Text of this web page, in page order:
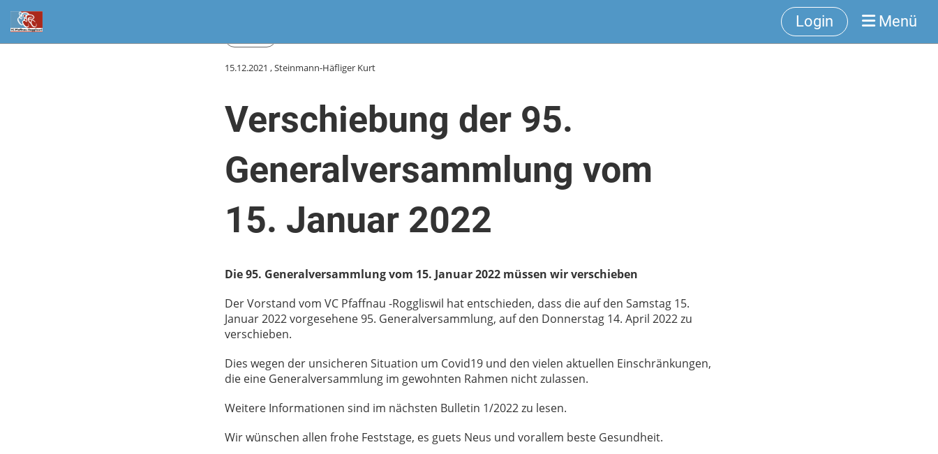
Login Menü
15.12.2021 , Steinmann-Häfliger Kurt
Verschiebung der 95.
Generalversammlung vom
15. Januar 2022
Die 95. Generalversammlung vom 15. Januar 2022 müssen wir verschieben
Der Vorstand vom VC Pfaffnau -Roggliswil hat entschieden, dass die auf den Samstag 15.
Januar 2022 vorgesehene 95. Generalversammlung, auf den Donnerstag 14. April 2022 zu
verschieben.
Dies wegen der unsicheren Situation um Covid19 und den vielen aktuellen Einschränkungen,
die eine Generalversammlung im gewohnten Rahmen nicht zulassen.
Weitere Informationen sind im nächsten Bulletin 1/2022 zu lesen.
Wir wünschen allen frohe Feststage, es guets Neus und vorallem beste Gesundheit.